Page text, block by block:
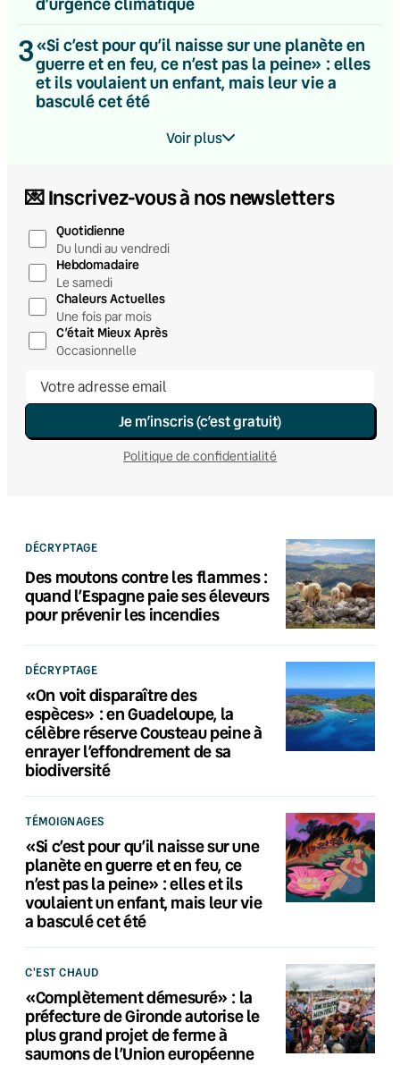
3«Si c’est pour qu’il naisse sur une planète en
guerre et en feu, ce n’est pas la peine» : elles
et ils voulaient un enfant, mais leur vie a
basculé cet été
Voir plus
💌 Inscrivez-vous à nos newsletters
Quotidienne
Du lundi au vendredi
Hebdomadaire
Le samedi
Chaleurs Actuelles
Une fois par mois
C’était Mieux Après
Occasionnelle
Je m’inscris (c’est gratuit)
Politique de confidentialité
DÉCRYPTAGE
Des moutons contre les flammes :
quand l’Espagne paie ses éleveurs
pour prévenir les incendies
DÉCRYPTAGE
«On voit disparaître des
espèces» : en Guadeloupe, la
célèbre réserve Cousteau peine à
enrayer l’effondrement de sa
biodiversité
TÉMOIGNAGES
«Si c’est pour qu’il naisse sur une
planète en guerre et en feu, ce
n’est pas la peine» : elles et ils
voulaient un enfant, mais leur vie
a basculé cet été
C'EST CHAUD
«Complètement démesuré» : la
préfecture de Gironde autorise le
plus grand projet de ferme à
saumons de l’Union européenne